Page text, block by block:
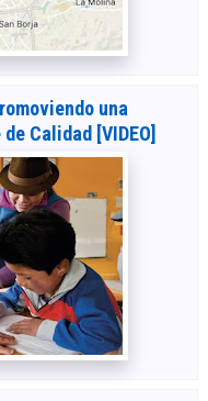
una
Calidad [VIDEO]